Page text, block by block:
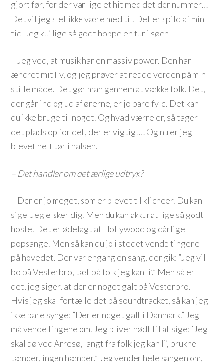
gjort før, for der var lige et hit med det der nummer…
Det vil jeg slet ikke være med til. Det er spild af min
tid. Jeg ku’ lige så godt hoppe en tur i søen.
– Jeg ved, at musik har en massiv power. Den har
ændret mit liv, og jeg prøver at redde verden på min
stille måde. Det gør man gennem at vække folk. Det,
der går ind og ud af ørerne, er jo bare fyld. Det kan
du ikke bruge til noget. Og hvad værre er, så tager
det plads op for det, der er vigtigt… Og nu er jeg
blevet helt tør i halsen.
– Det handler om det ærlige udtryk?
– Der er jo meget, som er blevet til klicheer. Du kan
sige: Jeg elsker dig. Men du kan akkurat lige så godt
hoste. Det er ødelagt af Hollywood og dårlige
popsange. Men så kan du jo i stedet vende tingene
på hovedet. Der var engang en sang, der gik: ”Jeg vil
bo på Vesterbro, tæt på folk jeg kan li’.” Men så er
det, jeg siger, at der er noget galt på Vesterbro.
Hvis jeg skal fortælle det på soundtracket, så kan jeg
ikke bare synge: ”Der er noget galt i Danmark.” Jeg
må vende tingene om. Jeg bliver nødt til at sige: ”Jeg
skal dø ved Arresø, langt fra folk jeg kan li’, brukne
tænder, ingen hænder.” Jeg vender hele sangen om,